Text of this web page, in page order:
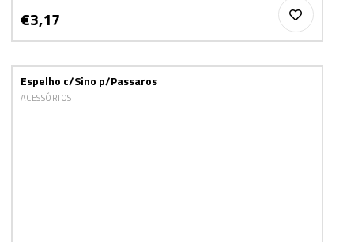
€3,17
Espelho c/Sino p/Passaros
ACESSÓRIOS